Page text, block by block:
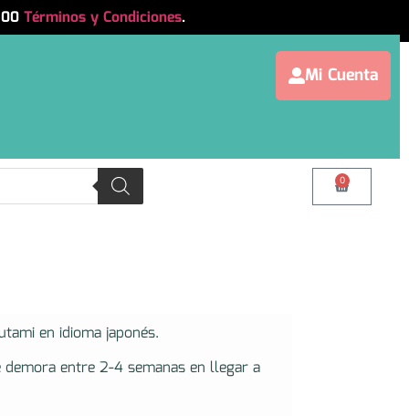
Términos y Condiciones.
Mi Cuenta
0
en idioma japonés.
entre 2-4 semanas en llegar a